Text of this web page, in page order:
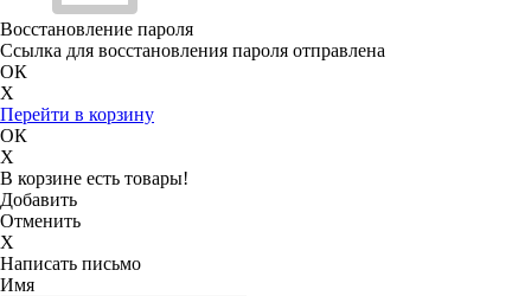
Восстановление пароля
Ссылка для восстановления пароля отправлена
ОК
X
Перейти в корзину
ОК
X
В корзине есть товары!
Добавить
Отменить
X
Написать письмо
Имя